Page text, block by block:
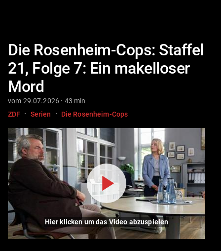
Die Rosenheim-Cops: Staffel
21, Folge 7: Ein makelloser
Mord
vom 29.07.2026 · 43 min
ZDF · Serien · Die Rosenheim-Cops
Hier klicken um das Video abzuspielen